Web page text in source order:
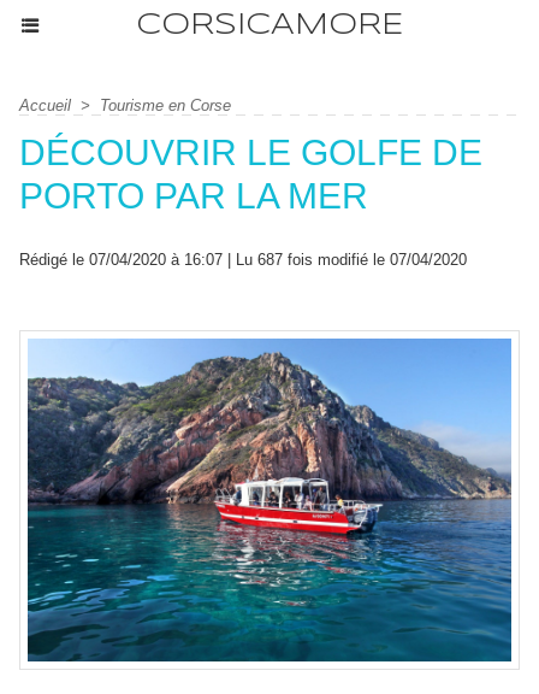
CORSICAMORE
Accueil > Tourisme en Corse
DÉCOUVRIR LE GOLFE DE
PORTO PAR LA MER
Rédigé le 07/04/2020 à 16:07 | Lu 687 fois modifié le 07/04/2020